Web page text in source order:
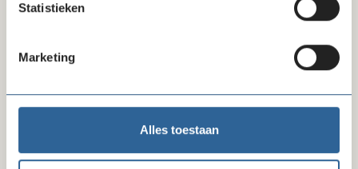
Statistieken
Marketing
Alles toestaan
Jojanneke Brinkman
relatiemanager inkoop
020 - 422 99 77